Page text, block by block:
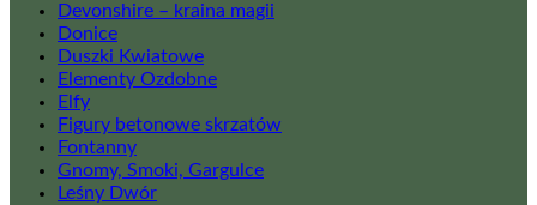
Devonshire – kraina magii
Donice
Duszki Kwiatowe
Elementy Ozdobne
Elfy
Figury betonowe skrzatów
Fontanny
Gnomy, Smoki, Gargulce
Leśny Dwór